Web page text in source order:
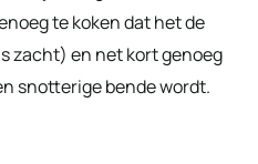
te koken dat het de
zacht) en net kort genoeg
snotterige bende wordt.